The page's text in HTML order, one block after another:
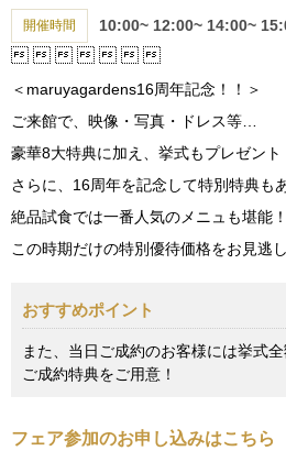
開催時間 10:00~ 12:00~ 14:00~
＜maruyagardens16周年記念！！＞
ご来館で、映像・写真・ドレス等…
豪華8大特典に加え、挙式もプレゼント
さらに、16周年を記念して特別特典も
絶品試食では一番人気のメニュも堪能！
この時期だけの特別優待価格をお見逃
おすすめポイント
また、当日ご成約のお客様には挙式
ご成約特典をご用意！
フェア参加のお申し込みはこちら